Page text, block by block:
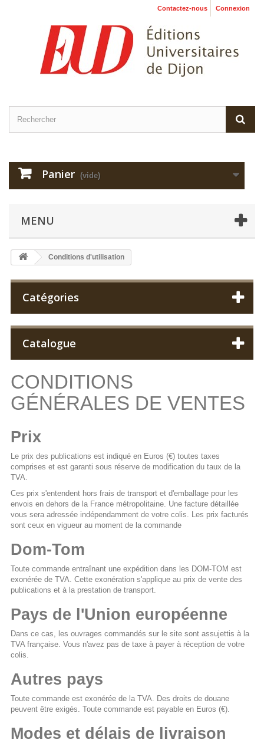
Connexion
Contactez-nous
Panier (vide)
MENU
Conditions d'utilisation
Catégories
Catalogue
CONDITIONS
GÉNÉRALES DE VENTES
Prix
Le prix des publications est indiqué en Euros (€) toutes taxes
comprises et est garanti sous réserve de modification du taux de la
TVA.
Ces prix s'entendent hors frais de transport et d'emballage pour les
envois en dehors de la France métropolitaine. Une facture détaillée
vous sera adressée indépendamment de votre colis. Les prix facturés
sont ceux en vigueur au moment de la commande
Dom-Tom
Toute commande entraînant une expédition dans les DOM-TOM est
exonérée de TVA. Cette exonération s'applique au prix de vente des
publications et à la prestation de transport.
Pays de l'Union européenne
Dans ce cas, les ouvrages commandés sur le site sont assujettis à la
TVA française. Vous n'avez pas de taxe à payer à réception de votre
colis.
Autres pays
Toute commande est exonérée de la TVA. Des droits de douane
peuvent être exigés. Toute commande est payable en Euros (€).
Modes et délais de livraison